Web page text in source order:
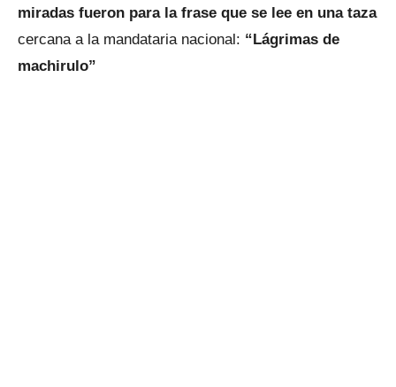
miradas fueron para la frase que se lee en una taza
cercana a la mandataria nacional: “Lágrimas de
machirulo”